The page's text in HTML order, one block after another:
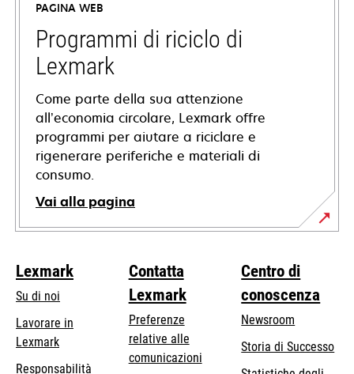
una
nuova
scheda
PAGINA WEB
Programmi di riciclo di
Lexmark
Come parte della sua attenzione
all’economia circolare, Lexmark offre
programmi per aiutare a riciclare e
rigenerare periferiche e materiali di
consumo.
Vai alla pagina
Lexmark
Su di noi
Lavorare in
Lexmark
Responsabilità
Contatta
Lexmark
Preferenze
relative alle
comunicazioni
Centro di
conoscenza
Newsroom
Storia di Successo